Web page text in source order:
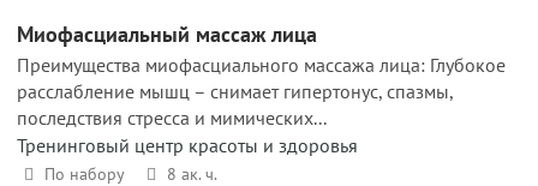
Миофасциальный массаж лица
Преимущества миофасциального массажа лица: Глубокое
расслабление мышц – снимает гипертонус, спазмы,
последствия стресса и мимических...
Тренинговый центр красоты и здоровья
По набору 8 ак. ч.